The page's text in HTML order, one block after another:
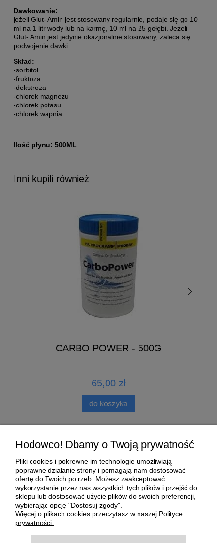
Dawkowanie:
jeżeli Glut- Amin jest stosowany regularnie, podaje się go 10
ml na 1 litr wody lub na karmę, 10 ml na 25 gołębi. Jeżeli
Glut- Amin jest jedynie okazjonalnie stosowany, zaleca się
podwojenie dawki.
Skład:
-sorbitol
-fruktoza
-dekstroza
-chlorek magnezu
-chlorek potasu
-chlorek wapnia
Ilość płynu: 500ML
Inni kupili również
CARBO POWER - 500G
65,00 zł
do koszyka
Moje konto
Płatności i dostawa
O nas
Informacje
Hodowco! Dbamy o Twoją prywatność
Pliki cookies i pokrewne im technologie umożliwiają
poprawne działanie strony i pomagają nam dostosować
ofertę do Twoich potrzeb. Możesz zaakceptować
wykorzystanie przez nas wszystkich tych plików i przejść do
sklepu lub dostosować użycie plików do swoich preferencji,
wybierając opcję "Dostosuj zgody".
Więcej o plikach cookies przeczytasz w naszej Polityce
prywatności.